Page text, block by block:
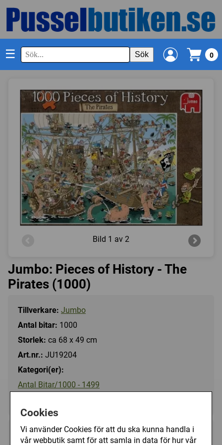
Cookies
Vi använder Cookies för att du ska kunna handla i
vår webbutik samt för att samla in data för hur vår
☰ Sök 0
Bild 1 av 2
Jumbo: Pieces of History - The
Pirates (1000)
Tillverkare: Jumbo
Antal bitar: 1000
Storlek: ca 68 x 49 cm
Art.nr.: JU19204
Kategori(er):
Antal Bitar/1000 - 1499
149 kr